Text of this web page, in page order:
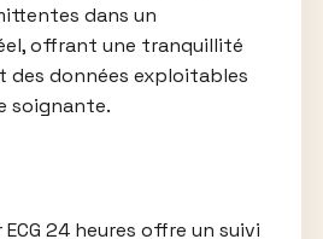
dans un
offrant une tranquillité
des données exploitables
soignante.
24 heures offre un suivi